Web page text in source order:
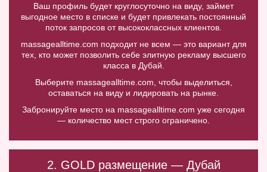
Ваш профиль будет круглосуточно на виду, займет
выгодное место в списке и будет привлекать постоянный
поток запросов от высококлассных клиентов.
massagealltime.com подходит не всем — это вариант для
тех, кто может позволить себе элитную рекламу высшего
класса в Дубай.
Выберите massagealltime.com, чтобы выделиться,
оставаться на виду и лидировать на рынке.
Забронируйте место на massagealltime.com уже сегодня
— количество мест строго ограничено.
2. GOLD размещение — Дубай